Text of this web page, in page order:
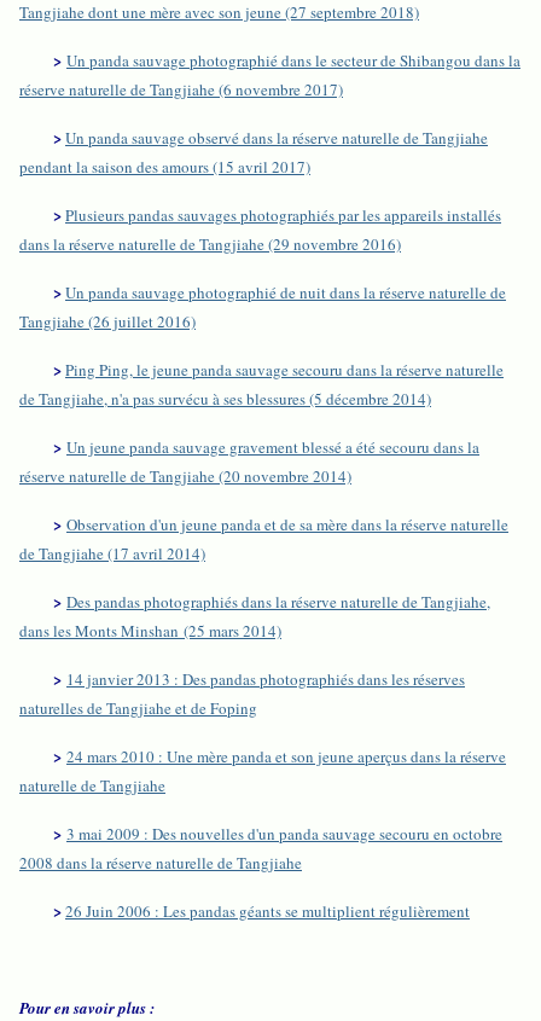
Tangjiahe dont une mère avec son jeune (27 septembre 2018)
> Un panda sauvage photographié dans le secteur de Shibangou dans la
réserve naturelle de Tangjiahe (6 novembre 2017)
>Un panda sauvage observé dans la réserve naturelle de Tangjiahe
pendant la saison des amours (15 avril 2017)
>Plusieurs pandas sauvages photographiés par les appareils installés
dans la réserve naturelle de Tangjiahe (29 novembre 2016)
>Un panda sauvage photographié de nuit dans la réserve naturelle de
Tangjiahe (26 juillet 2016)
>Ping Ping, le jeune panda sauvage secouru dans la réserve naturelle
de Tangjiahe, n'a pas survécu à ses blessures (5 décembre 2014)
> Un jeune panda sauvage gravement blessé a été secouru dans la
réserve naturelle de Tangjiahe (20 novembre 2014)
> Observation d'un jeune panda et de sa mère dans la réserve naturelle
de Tangjiahe (17 avril 2014)
> Des pandas photographiés dans la réserve naturelle de Tangjiahe,
dans les Monts Minshan (25 mars 2014)
> 14 janvier 2013 : Des pandas photographiés dans les réserves
naturelles de Tangjiahe et de Foping
> 24 mars 2010 : Une mère panda et son jeune aperçus dans la réserve
naturelle de Tangjiahe
> 3 mai 2009 : Des nouvelles d'un panda sauvage secouru en octobre
2008 dans la réserve naturelle de Tangjiahe
>26 Juin 2006 : Les pandas géants se multiplient régulièrement
Pour en savoir plus :